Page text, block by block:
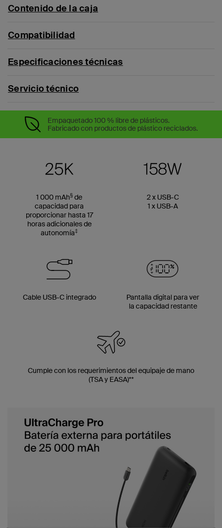
Contenido de la caja
Compatibilidad
Especificaciones técnicas
Servicio técnico
Empaquetado 100 % libre de plásticos.
Fabricado con productos de plástico reciclados.
1 000 mAh§ de
capacidad para
proporcionar hasta 17
horas adicionales de
autonomía‡
2 x USB-C
1 x USB-A
Cable USB-C integrado
Pantalla digital para ver
la capacidad restante
Cumple con los requerimientos del equipaje de mano
(TSA y EASA)**